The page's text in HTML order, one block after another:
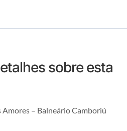
sobre esta
Amores – Balneário Camboriú